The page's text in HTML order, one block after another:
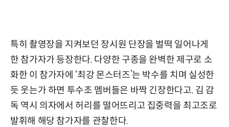
특히 촬영장을 지켜보던 장시원 단장을 벌떡 일어나게
한 참가자가 등장한다. 다양한 구종을 완벽한 제구로 소
화한 이 참가자에 ‘최강 몬스터즈’는 박수를 치며 실성한
듯 웃는가 하면 투수조 멤버들은 바짝 긴장한다고. 김 감
독 역시 의자에서 허리를 떨어뜨리고 집중력을 최고조로
발휘해 해당 참가자를 관찰한다.